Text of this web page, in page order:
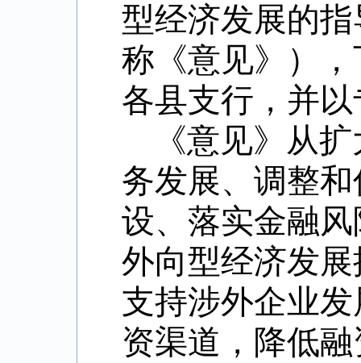
型经济发展的
称《意见》），
各县支行 ，并
《意见》从
务发展、 调整
设、 落实金融
外向型经济发
支持涉外企业
资渠道，降低